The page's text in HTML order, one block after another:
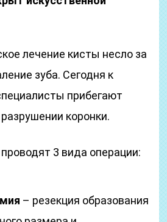
лечение кисты несло за
зуба. Сегодня к
прибегают
коронки.
3 вида операции:
– резекция образования